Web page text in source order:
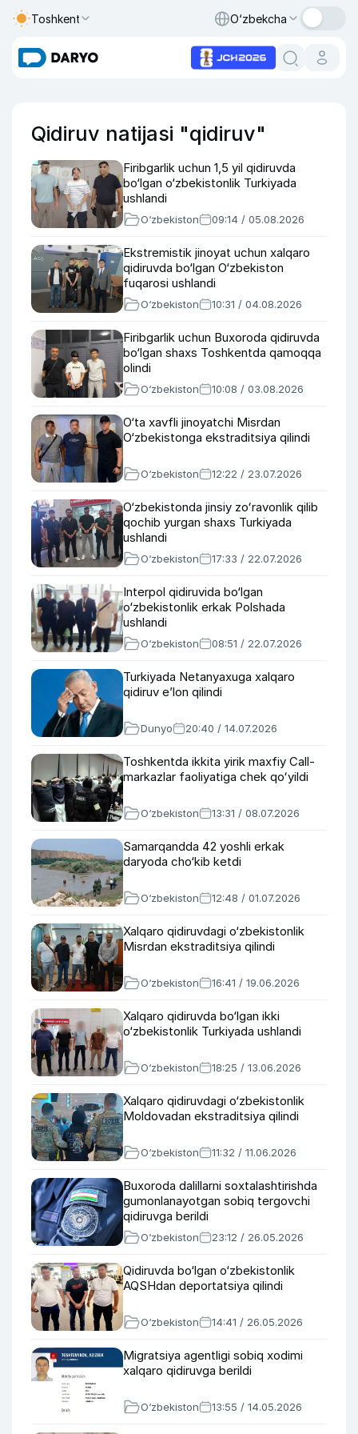
Toshkent O‘zbekcha
Qidiruv natijasi "qidiruv"
Firibgarlik uchun 1,5 yil qidiruvda
bo‘lgan o‘zbekistonlik Turkiyada
ushlandi
O‘zbekiston 09:14 / 05.08.2026
Ekstremistik jinoyat uchun xalqaro
qidiruvda bo‘lgan O‘zbekiston
fuqarosi ushlandi
O‘zbekiston 10:31 / 04.08.2026
Firibgarlik uchun Buxoroda qidiruvda
bo‘lgan shaxs Toshkentda qamoqqa
olindi
O‘zbekiston 10:08 / 03.08.2026
O‘ta xavfli jinoyatchi Misrdan
O‘zbekistonga ekstraditsiya qilindi
O‘zbekiston 12:22 / 23.07.2026
O‘zbekistonda jinsiy zoʻravonlik qilib
qochib yurgan shaxs Turkiyada
ushlandi
O‘zbekiston 17:33 / 22.07.2026
Interpol qidiruvida bo‘lgan
o‘zbekistonlik erkak Polshada
ushlandi
O‘zbekiston 08:51 / 22.07.2026
Turkiyada Netanyaxuga xalqaro
qidiruv e’lon qilindi
Dunyo 20:40 / 14.07.2026
Toshkentda ikkita yirik maxfiy Call-
markazlar faoliyatiga chek qoʻyildi
O‘zbekiston 13:31 / 08.07.2026
Samarqandda 42 yoshli erkak
daryoda cho‘kib ketdi
O‘zbekiston 12:48 / 01.07.2026
Xalqaro qidiruvdagi o‘zbekistonlik
Misrdan ekstraditsiya qilindi
O‘zbekiston 16:41 / 19.06.2026
Xalqaro qidiruvda bo‘lgan ikki
o‘zbekistonlik Turkiyada ushlandi
O‘zbekiston 18:25 / 13.06.2026
Xalqaro qidiruvdagi o‘zbekistonlik
Moldovadan ekstraditsiya qilindi
O‘zbekiston 11:32 / 11.06.2026
Buxoroda dalillarni soxtalashtirishda
gumonlanayotgan sobiq tergovchi
qidiruvga berildi
O‘zbekiston 23:12 / 26.05.2026
Qidiruvda bo‘lgan o‘zbekistonlik
AQSHdan deportatsiya qilindi
O‘zbekiston 14:41 / 26.05.2026
Migratsiya agentligi sobiq xodimi
xalqaro qidiruvga berildi
O‘zbekiston 13:55 / 14.05.2026